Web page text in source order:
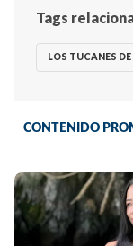
Tags
LOS TUCANES